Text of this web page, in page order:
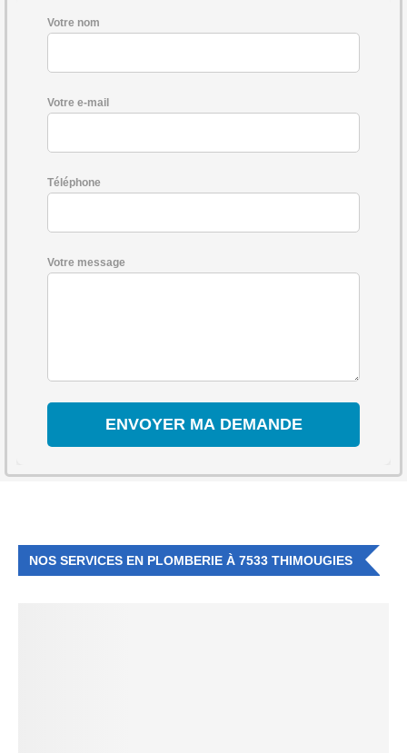
Votre nom
Votre e-mail
Téléphone
Votre message
NOS SERVICES EN PLOMBERIE À 7533 THIMOUGIES